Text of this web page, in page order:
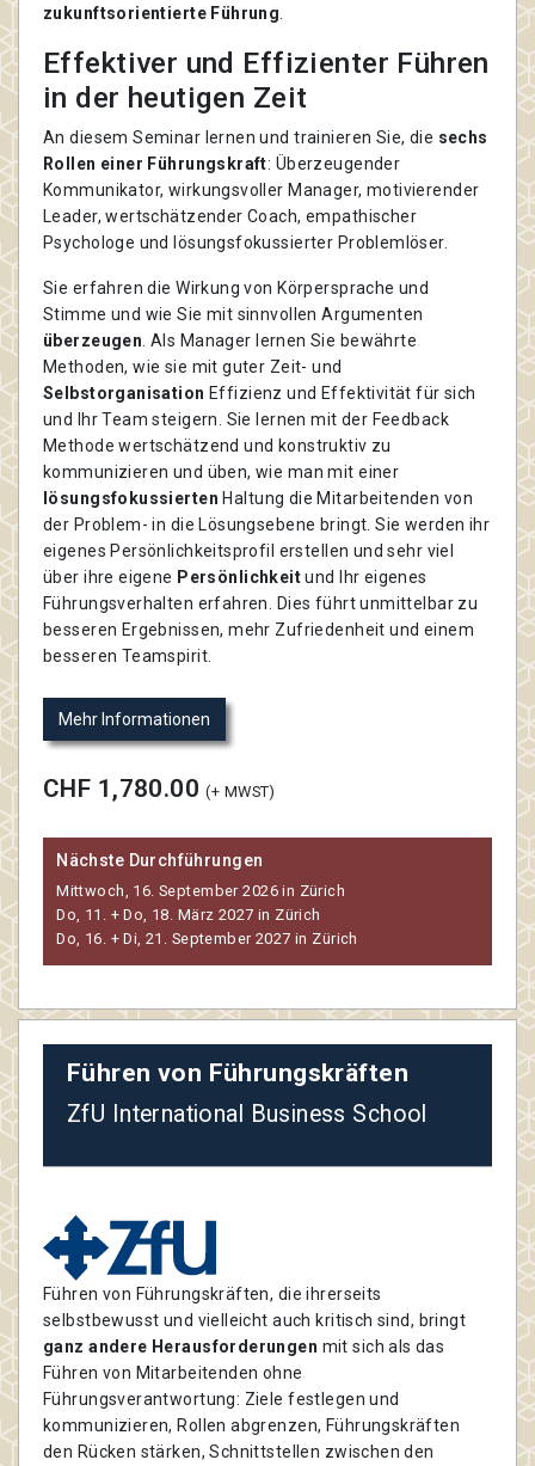
zukunftsorientierte Führung.
Effektiver und Effizienter Führen
in der heutigen Zeit
An diesem Seminar lernen und trainieren Sie, die sechs
Rollen einer Führungskraft: Überzeugender
Kommunikator, wirkungsvoller Manager, motivierender
Leader, wertschätzender Coach, empathischer
Psychologe und lösungsfokussierter Problemlöser.
Sie erfahren die Wirkung von Körpersprache und
Stimme und wie Sie mit sinnvollen Argumenten
überzeugen. Als Manager lernen Sie bewährte
Methoden, wie sie mit guter Zeit- und
Selbstorganisation Effizienz und Effektivität für sich
und Ihr Team steigern. Sie lernen mit der Feedback
Methode wertschätzend und konstruktiv zu
kommunizieren und üben, wie man mit einer
lösungsfokussierten Haltung die Mitarbeitenden von
der Problem- in die Lösungsebene bringt. Sie werden ihr
eigenes Persönlichkeitsprofil erstellen und sehr viel
über ihre eigene Persönlichkeitund Ihr eigenes
Führungsverhalten erfahren. Dies führt unmittelbar zu
besseren Ergebnissen, mehr Zufriedenheit und einem
besseren Teamspirit.
Mehr Informationen
CHF 1,780.00(+ MWST)
Nächste Durchführungen
Mittwoch, 16. September 2026 in Zürich
Do, 11. + Do, 18. März 2027 in Zürich
Do, 16. + Di, 21. September 2027 in Zürich
Führen von Führungskräften
ZfU International Business School
Führen von Führungskräften, die ihrerseits
selbstbewusst und vielleicht auch kritisch sind, bringt
ganz andere Herausforderungen mit sich als das
Führen von Mitarbeitenden ohne
Führungsverantwortung: Ziele festlegen und
kommunizieren, Rollen abgrenzen, Führungskräften
den Rücken stärken, Schnittstellen zwischen den